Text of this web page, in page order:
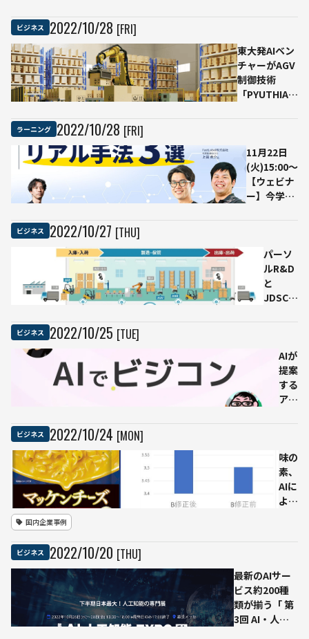
ん」
が画
像生
成API
ット」サービス
拡大
ビジネス 2022/10/28 [FRI]
東大発AIベン
チャーがAGV
制御技術
「PYUTHIA」
倍に
ラーニング 2022/10/28 [FRI]
11月22日
(火)15:00〜
【ウェビナ
ー】今学ん
をご紹介！
ビジネス 2022/10/27 [THU]
パーソ
ルR&D
と
JDSC、
の生産
性向上
に向け
た共同
動搬送
ロボッ
トを活
ビジネス 2022/10/25 [TUE]
AIが
提案
する
アイ
け！
「AI
で作
るビ
ト」
AIが
事業
計画
ビジネス 2022/10/24 [MON]
味の
素、
AIに
よる
ン開
発で
「マ
ッケ
国内企業事例
ビジネス 2022/10/20 [THU]
最新のAIサー
ビス約200種
類が揃う「 第
3回 AI・人工